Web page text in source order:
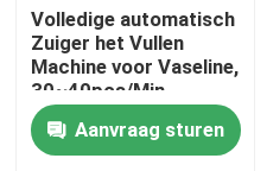
Over ons
Fabriekstocht
Volledige automatisch
Zuiger het Vullen
Machine voor Vaseline,
30~40pcs/Min-
Capaciteit
Aanvraag sturen